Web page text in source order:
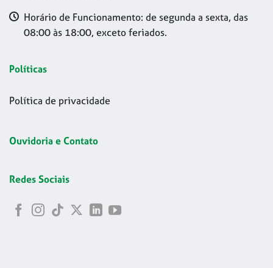
Horário de Funcionamento: de segunda a sexta, das
08:00 às 18:00, exceto feriados.
Políticas
Política de privacidade
Ouvidoria e Contato
Redes Sociais